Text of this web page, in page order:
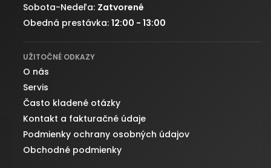
Sobota-Nedeľa: Zatvorené
Obedná prestávka: 12:00 - 13:00
UŽITOČNÉ ODKAZY
O nás
Servis
Často kladené otázky
Kontakt a fakturačné údaje
Podmienky ochrany osobných údajov
Obchodné podmienky